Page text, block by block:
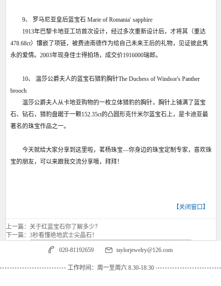
9、 罗马尼亚皇后蓝宝石 Marie of Romania′ sapphire
1913年巴黎卡地亚工坊首次设计，经过多次重新设计后，才将其（重达
478.68ct）镶嵌了项链，被费迪南德作为给自己未来王后的礼物，见证彼此隽
永的爱情。2003年现身佳士得拍场，成交价1916000瑞郎。
10、 温莎公爵夫人的蓝宝石猎豹胸针The Duchess of Windsor's Panther
brooch
温莎公爵夫人从卡地亚购物的一枚立体猎豹的胸针，胸针上铺满了蓝宝
石、钻石，猎豹盘踞于一颗152.35ct的凸圆形克什米尔蓝宝石上，是卡迪亚最
著名的珠宝作品之一。
今天就给大家分享到这里啦，茗杨珠宝—你身边的珠宝定制专家，喜欢珠
宝的朋友，可以来跟我交流分享哦，拜拜！
【关闭窗口 】
【打印】
上一篇：关于红蓝宝石你了解多少？
下一篇：3秒看懂绝地武士尖晶石！
020-81192659 taylorjewelry@126.com
工作时间：周一至周六 8.30-18:30